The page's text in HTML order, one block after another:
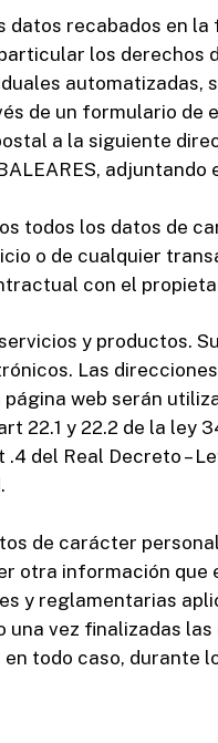
recabados en
los
de un formulario
a la siguiente
todos los datos de
o de cualquier
con el
y productos.
Las
web serán
22.1 y 22.2 de la ley
del Real Decreto –
de carácter
otra información que
y reglamentarias
vez finalizadas
todo caso,